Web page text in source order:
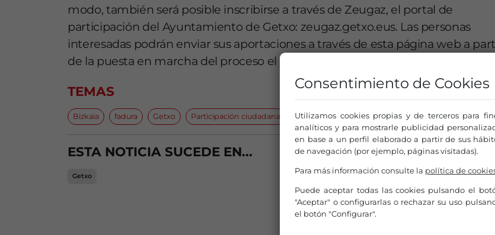
modo, también será posible inscribirse a través de Zeugaz, el portal de
participación del Ayuntamiento de Getxo: zeugaz.getxo.eus. Las personas
interesadas podrán enviar sus aportaciones a través de esta página web a
de la puesta en marcha del proceso el día 25 de junio.
TEMAS
Bizkaia fadura Getxo Participación ciudadana
ESTA NOTICIA SUCEDE EN...
Getxo
Consentimiento de Cookies
Utilizamos cookies propias y de terceros para
analíticos y para mostrarle publicidad
en base a un perfil elaborado a partir de sus
de navegación (por ejemplo, páginas visitadas).
Para más información consulte la política de
Puede aceptar todas las cookies pulsando el
"Aceptar" o configurarlas o rechazar su uso
el botón "Configurar".